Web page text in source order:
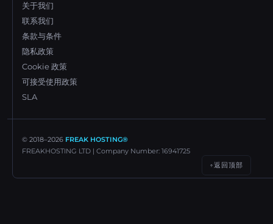
关于我们
联系我们
条款与条件
隐私政策
Cookie 政策
可接受使用政策
SLA
© 2018–2026 FREAK HOSTING®
FREAKHOSTING LTD | Company Number: 16941725
↑返回顶部